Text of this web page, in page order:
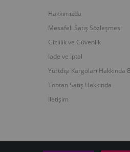
Hakkımızda
Mesafeli Satış Sözleşmesi
Gizlilik ve Güvenlik
İade ve İptal
Yurtdışı Kargoları
Toptan Satış Hakkında
İletişim